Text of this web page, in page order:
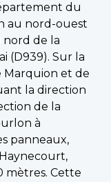
du
au nord-ouest
nord de la
(D939). Sur la
Marquion et de
la direction
de la
à
panneaux,
mètres. Cette